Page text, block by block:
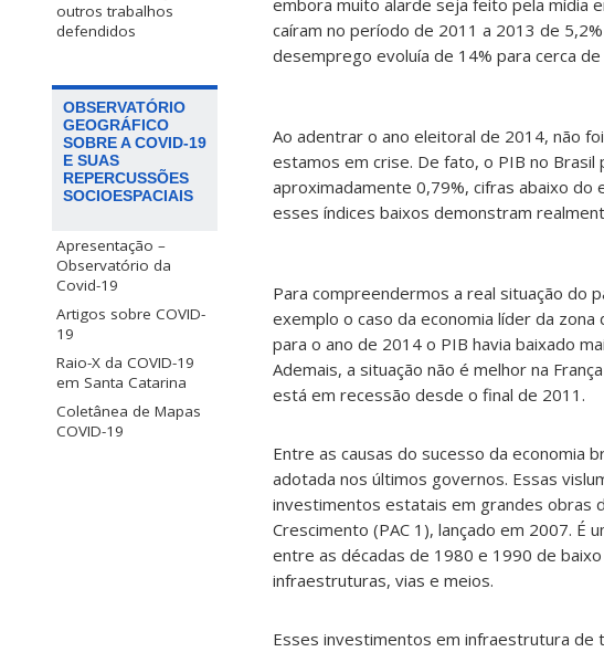
outros trabalhos
defendidos
OBSERVATÓRIO
GEOGRÁFICO
SOBRE A COVID-19
E SUAS
REPERCUSSÕES
SOCIOESPACIAIS
Apresentação –
Observatório da
Covid-19
Artigos sobre COVID-
19
Raio-X da COVID-19
em Santa Catarina
Coletânea de Mapas
COVID-19
embora muito alarde seja feito pela mídia
caíram no período de 2011 a 2013 de
desemprego evoluía de 14% para cerca
Ao adentrar o ano eleitoral de 2014, não
estamos em crise. De fato, o PIB no
aproximadamente 0,79%, cifras abaixo
esses índices baixos demonstram
Para compreendermos a real situação do
exemplo o caso da economia líder da
para o ano de 2014 o PIB havia baixado
Ademais, a situação não é melhor na
está em recessão desde o final de 2011.
Entre as causas do sucesso da economia
adotada nos últimos governos. Essas
investimentos estatais em grandes obras
Crescimento (PAC 1), lançado em 2007.
entre as décadas de 1980 e 1990 de
infraestruturas, vias e meios.
Esses investimentos em infraestrutura de